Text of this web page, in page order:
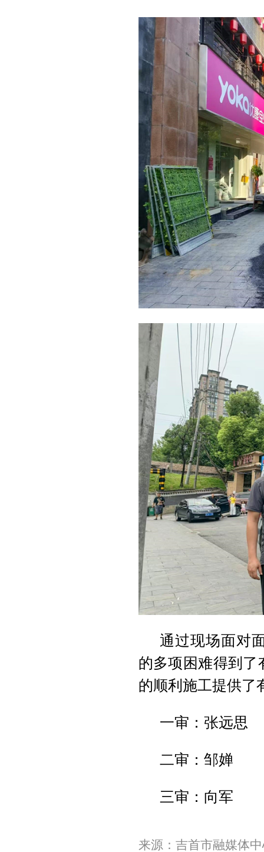
通过现场面对
的多项困难得到
的顺利施工提供了
一审：张远思
二审：邹婵
三审：向军
来源：吉首市融媒体